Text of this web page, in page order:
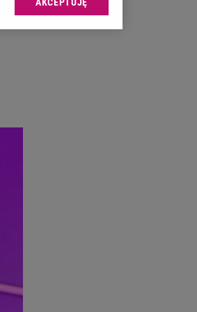
sp. z o.o., jej
Zmiana ustawień
celów identyfikacji.
reklam i treści,